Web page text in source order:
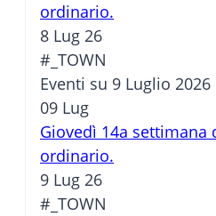
ordinario.
8 Lug 26
#_TOWN
Eventi su 9 Luglio 2026
09 Lug
Giovedì 14a settimana
ordinario.
9 Lug 26
#_TOWN